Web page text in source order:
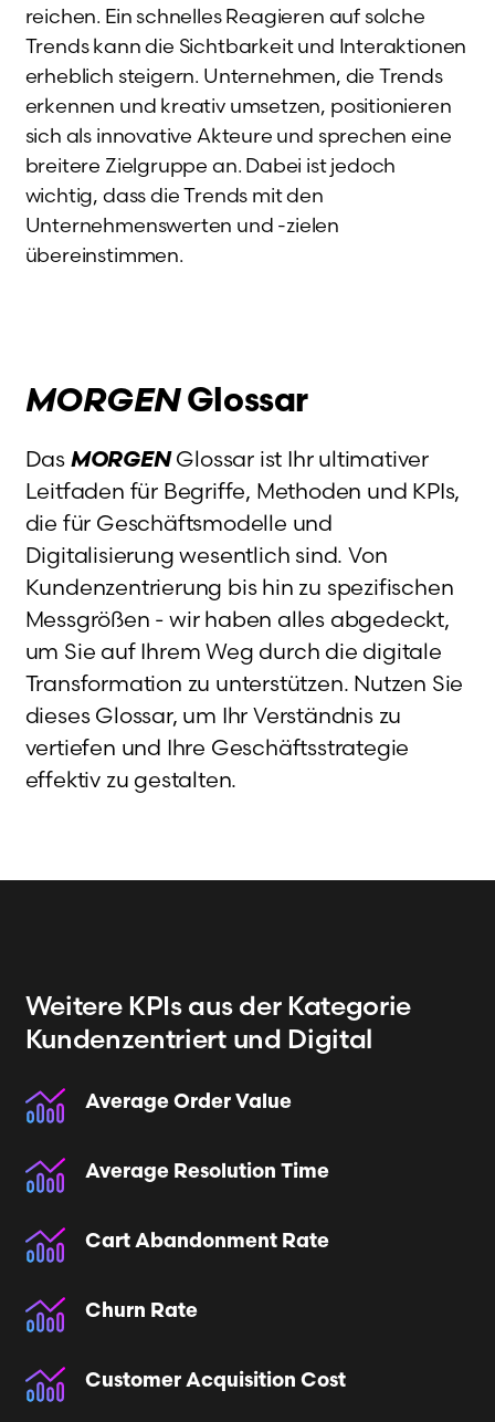
reichen. Ein schnelles Reagieren auf solche
Trends kann die Sichtbarkeit und Interaktionen
erheblich steigern. Unternehmen, die Trends
erkennen und kreativ umsetzen, positionieren
sich als innovative Akteure und sprechen eine
breitere Zielgruppe an. Dabei ist jedoch
wichtig, dass die Trends mit den
Unternehmenswerten und -zielen
übereinstimmen.
MORGENGlossar
Das MORGENGlossar ist Ihr ultimativer
Leitfaden für Begriffe, Methoden und KPIs,
die für Geschäftsmodelle und
Digitalisierung wesentlich sind. Von
Kundenzentrierung bis hin zu spezifischen
Messgrößen - wir haben alles abgedeckt,
um Sie auf Ihrem Weg durch die digitale
Transformation zu unterstützen. Nutzen Sie
dieses Glossar, um Ihr Verständnis zu
vertiefen und Ihre Geschäftsstrategie
effektiv zu gestalten.
Weitere KPIsaus der Kategorie
Kundenzentriert und Digital
Average Order Value
Average Resolution Time
Cart Abandonment Rate
Churn Rate
Customer Acquisition Cost